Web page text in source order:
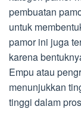
pembuatan
untuk
pamor ini juga
karena
Empu atau
menunjukkan
tinggi dalam